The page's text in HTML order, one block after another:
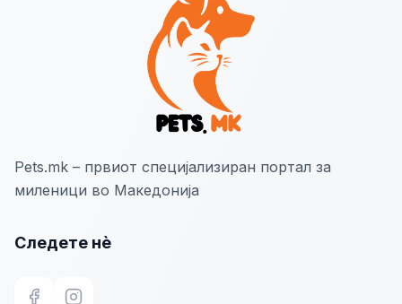
Pets.mk – првиот специјализиран портал за
миленици во Македонија
Следете нѐ